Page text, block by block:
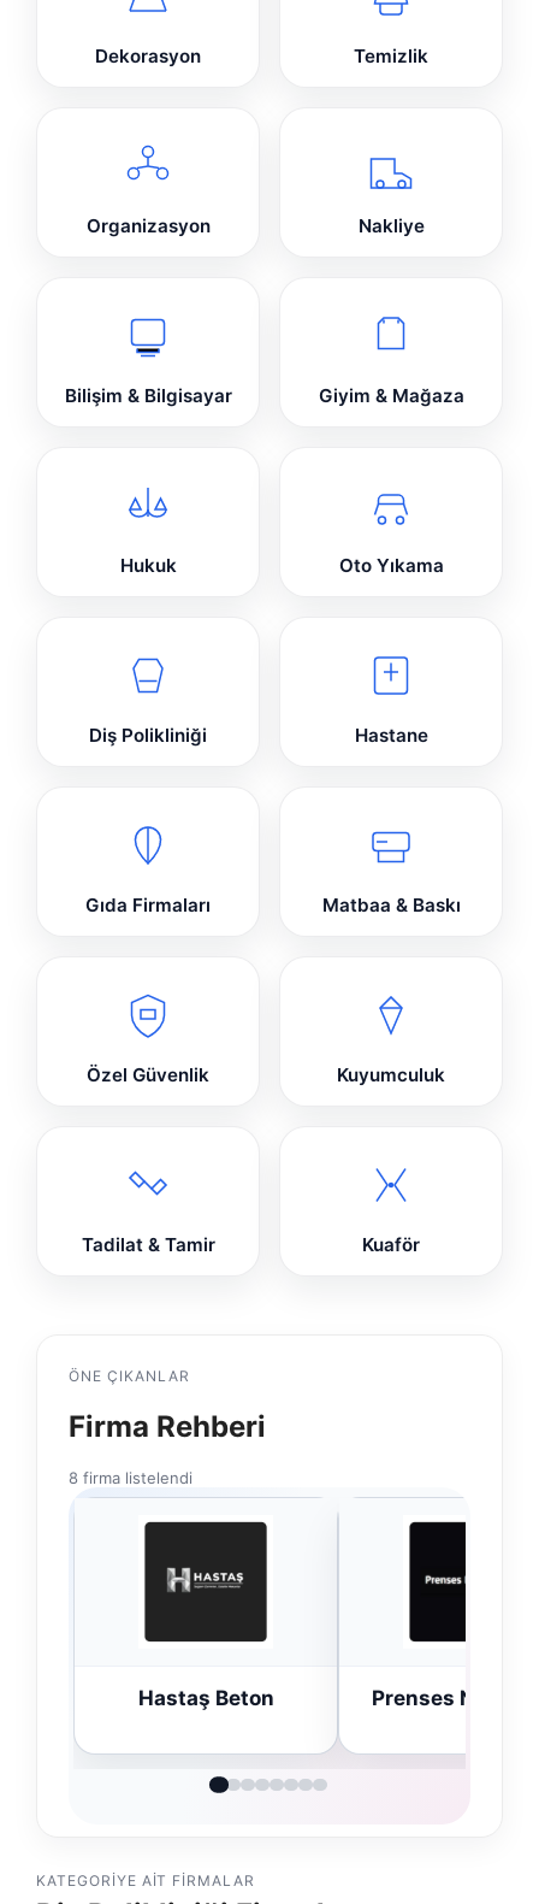
Dekorasyon Temizlik
Organizasyon Nakliye
Bilişim & Bilgisayar Giyim & Mağaza
Hukuk Oto Yıkama
Diş Polikliniği Hastane
Gıda Firmaları Matbaa & Baskı
Özel Güvenlik Kuyumculuk
Tadilat & Tamir Kuaför
ÖNE ÇIKANLAR
Firma Rehberi
8 firma listelendi
Hastaş Beton Prenses Night
KATEGORIYE AIT FIRMALAR